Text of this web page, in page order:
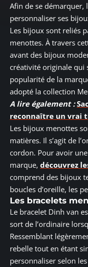
Afin de se démarquer,
personnaliser ses
Les bijoux sont reliés
menottes. À travers
avant des bijoux
créativité originale qui
popularité de la
adopté la collection
A lire également :
reconnaître un vrai
Les bijoux menottes
matières. Il s’agit de
cordon. Pour avoir
marque, découvrez
comprend des bijoux
boucles d’oreille, les
Les bracelets
Le bracelet Dinh van
sort de l’ordinaire
Ressemblant
rebelle tout en étant
personnaliser selon